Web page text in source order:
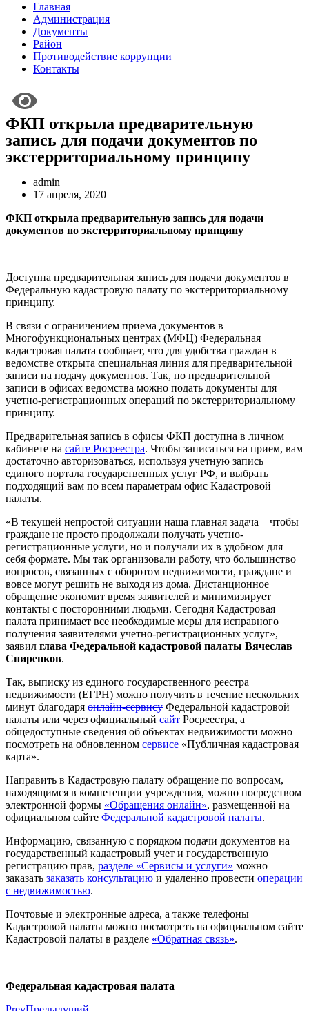
Главная
Администрация
Документы
Район
Противодействие коррупции
Контакты
ФКП открыла предварительную
запись для подачи документов по
экстерриториальному принципу
admin
17 апреля, 2020
ФКП открыла предварительную запись для подачи
документов по экстерриториальному принципу
Доступна предварительная запись для подачи документов в
Федеральную кадастровую палату по экстерриториальному
принципу.
В связи с ограничением приема документов в
Многофункциональных центрах (МФЦ) Федеральная
кадастровая палата сообщает, что для удобства граждан в
ведомстве открыта специальная линия для предварительной
записи на подачу документов. Так, по предварительной
записи в офисах ведомства можно подать документы для
учетно-регистрационных операций по экстерриториальному
принципу.
Предварительная запись в офисы ФКП доступна в личном
кабинете на сайте Росреестра. Чтобы записаться на прием, вам
достаточно авторизоваться, используя учетную запись
единого портала государственных услуг РФ, и выбрать
подходящий вам по всем параметрам офис Кадастровой
палаты.
«В текущей непростой ситуации наша главная задача – чтобы
граждане не просто продолжали получать учетно-
регистрационные услуги, но и получали их в удобном для
себя формате. Мы так организовали работу, что большинство
вопросов, связанных с оборотом недвижимости, граждане и
вовсе могут решить не выходя из дома. Дистанционное
обращение экономит время заявителей и минимизирует
контакты с посторонними людьми. Сегодня Кадастровая
палата принимает все необходимые меры для исправного
получения заявителями учетно-регистрационных услуг», –
заявил глава Федеральной кадастровой палаты Вячеслав
Спиренков.
Так, выписку из единого государственного реестра
недвижимости (ЕГРН) можно получить в течение нескольких
минут благодаря онлайн-сервису Федеральной кадастровой
палаты или через официальный сайт Росреестра, а
общедоступные сведения об объектах недвижимости можно
посмотреть на обновленном сервисе «Публичная кадастровая
карта».
Направить в Кадастровую палату обращение по вопросам,
находящимся в компетенции учреждения, можно посредством
электронной формы «Обращения онлайн», размещенной на
официальном сайте Федеральной кадастровой палаты.
Информацию, связанную с порядком подачи документов на
государственный кадастровый учет и государственную
регистрацию прав, разделе «Сервисы и услуги» можно
заказать заказать консультацию и удаленно провести операции
с недвижимостью.
Почтовые и электронные адреса, а также телефоны
Кадастровой палаты можно посмотреть на официальном сайте
Кадастровой палаты в разделе «Обратная связь».
Федеральная кадастровая палата